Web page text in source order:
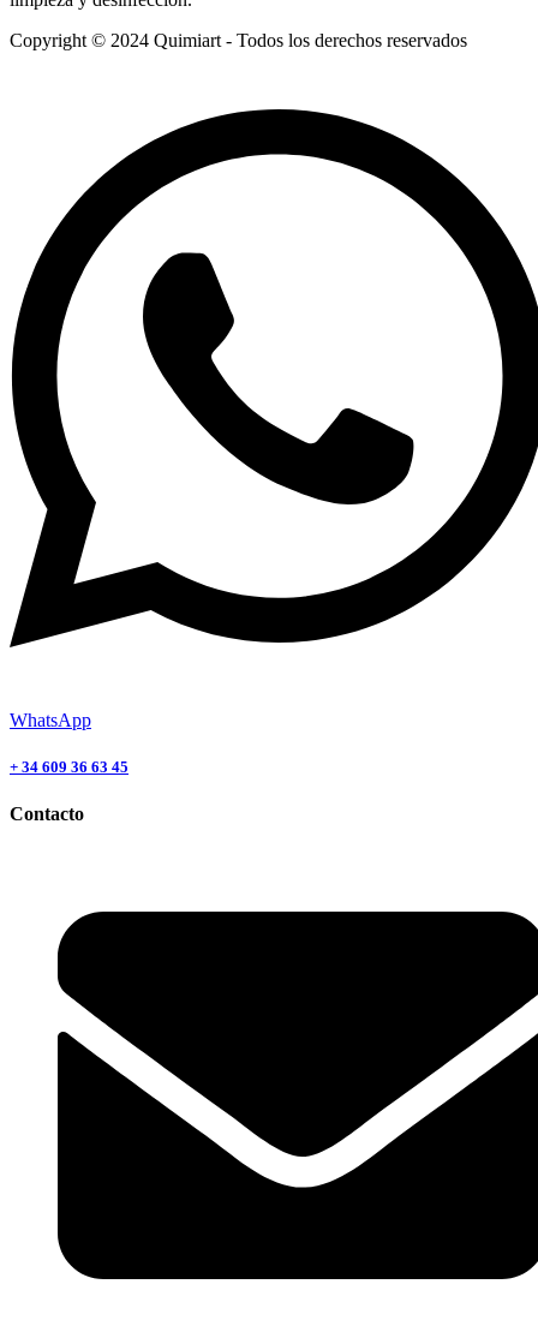
Copyright © 2024 Quimiart - Todos los derechos reservados
WhatsApp
+ 34 609 36 63 45
Contacto